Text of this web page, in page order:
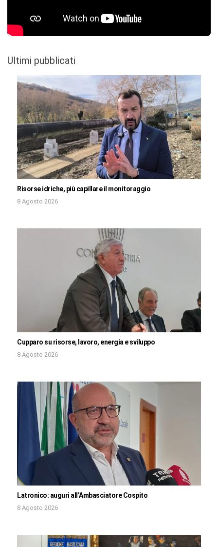
Ultimi pubblicati
Risorse idriche, più capillare il monitoraggio
8 Agosto 2026
Cupparo su risorse, lavoro, energia e sviluppo
8 Agosto 2026
Latronico: auguri all’Ambasciatore Cospito
8 Agosto 2026